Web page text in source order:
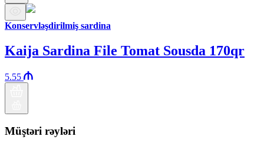
Konservləşdirilmiş sardina
Kaija Sardina File Tomat Sousda 170qr
5.55
Müştəri rəyləri